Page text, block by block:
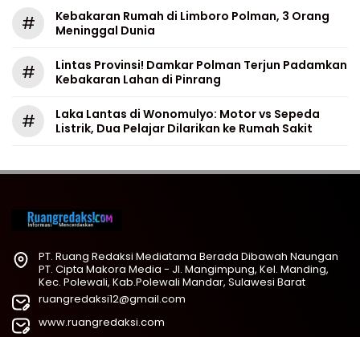
#
Kebakaran Rumah di Limboro Polman, 3 Orang
Meninggal Dunia
#
Lintas Provinsi! Damkar Polman Terjun Padamkan
Kebakaran Lahan di Pinrang
#
Laka Lantas di Wonomulyo: Motor vs Sepeda
Listrik, Dua Pelajar Dilarikan ke Rumah Sakit
PT. Ruang Redaksi Mediatama Berada Dibawah Naungan
PT. Cipta Makora Media - Jl. Mangimpung, Kel. Manding,
Kec. Polewali, Kab.Polewali Mandar, Sulawesi Barat
ruangredaksi12@gmail.com
www.ruangredaksi.com